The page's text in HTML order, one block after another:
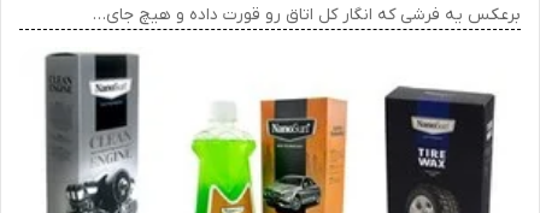
برعکس یه فرشی که انگار کل اتاق رو قورت داده و هیچ جای…